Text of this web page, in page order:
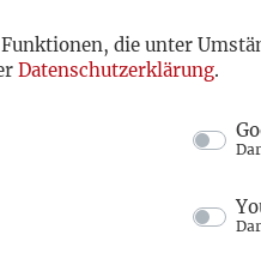
die unter
Datenschutzerklärung.